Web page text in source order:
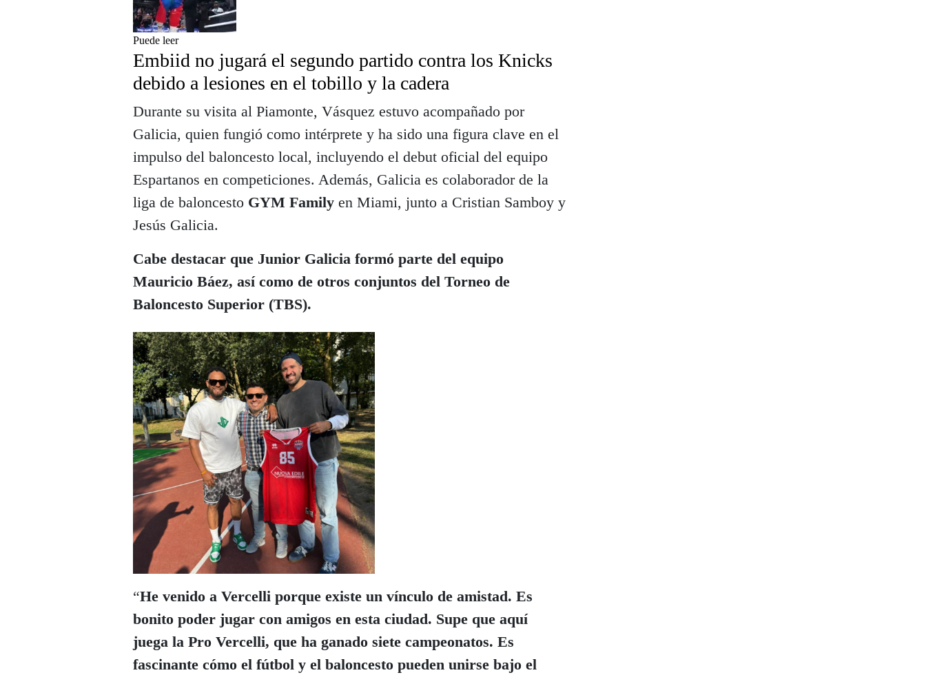
Puede leer
Embiid no jugará el segundo partido contra los Knicks
debido a lesiones en el tobillo y la cadera
Durante su visita al Piamonte, Vásquez estuvo acompañado por
Galicia, quien fungió como intérprete y ha sido una figura clave en el
impulso del baloncesto local, incluyendo el debut oficial del equipo
Espartanos en competiciones. Además, Galicia es colaborador de la
liga de baloncesto GYM Family en Miami, junto a Cristian Samboy y
Jesús Galicia.
Cabe destacar que Junior Galicia formó parte del equipo
Mauricio Báez, así como de otros conjuntos del Torneo de
Baloncesto Superior (TBS).
“He venido a Vercelli porque existe un vínculo de amistad. Es
bonito poder jugar con amigos en esta ciudad. Supe que aquí
juega la Pro Vercelli, que ha ganado siete campeonatos. Es
fascinante cómo el fútbol y el baloncesto pueden unirse bajo el